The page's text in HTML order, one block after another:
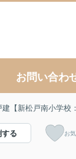
お問い合わ
【新松戸南小学校
する お